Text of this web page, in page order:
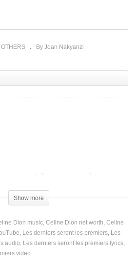
– Celine Dion (1996)
OTHERS
By Joan Nakyanzi
but
fourbu
la rue
plus
dissolue
ne saoûlent plus
Show more
Dion music Celine Dion net worth Celine
Les derniers seront les premiers Les
audio
Les derniers seront les premiers lyrics
video